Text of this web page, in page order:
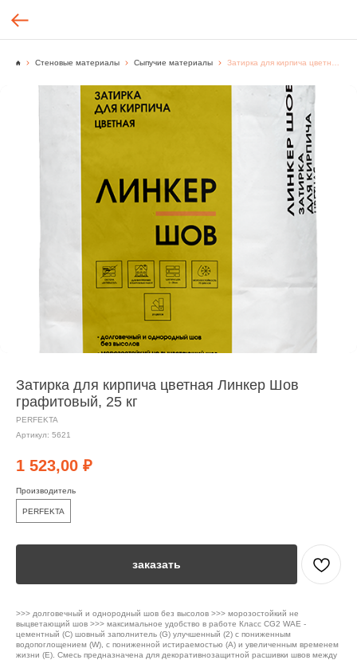
Стеновые материалы Сыпучие материалы
Затирка для кирпича цветная Линкер Шов
графитовый, 25 кг
PERFEKTA
Артикул: 5621
1 523,00 ₽
Производитель
PERFEKTA
заказать
>>> долговечный и однородный шов без высолов >>> морозостойкий не
выцветающий шов >>> максимальное удобство в работе Класс CG2 WAE -
цементный (С) шовный заполнитель (G) улучшенный (2) с пониженным
водопоглощением (W), с пониженной истираемостью (А) и увеличенным временем
жизни (Е). Смесь предназначена для декоративнозащитной расшивки швов между